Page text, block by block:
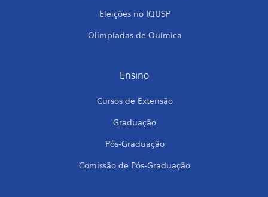
Eleições no IQUSP
Olimpíadas de Química
Ensino
Cursos de Extensão
Graduação
Pós-Graduação
Comissão de Pós-Graduação